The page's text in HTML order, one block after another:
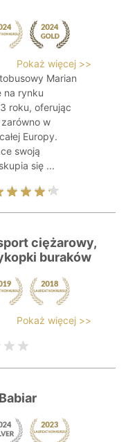
Pokaż więcej >>
Marian
na rynku
roku, oferując
w
Europy.
swoją
się ...
ciężarowy,
buraków
Pokaż więcej >>